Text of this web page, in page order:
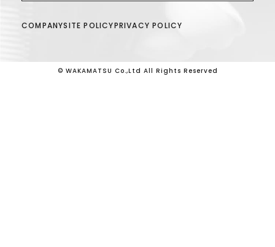
COMPANYSITE POLICYPRIVACY POLICY
© WAKAMATSU Co.,Ltd All Rights Reserved